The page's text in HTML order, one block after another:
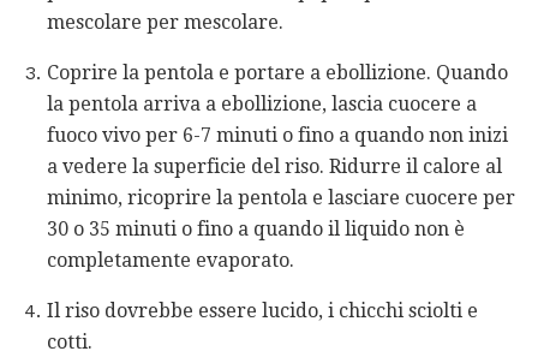
mescolare per mescolare.
Coprire la pentola e portare a ebollizione. Quando
la pentola arriva a ebollizione, lascia cuocere a
fuoco vivo per 6-7 minuti o fino a quando non inizi
a vedere la superficie del riso. Ridurre il calore al
minimo, ricoprire la pentola e lasciare cuocere per
30 o 35 minuti o fino a quando il liquido non è
completamente evaporato.
Il riso dovrebbe essere lucido, i chicchi sciolti e
cotti.